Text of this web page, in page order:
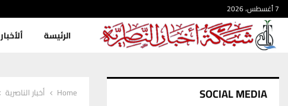
7 أغسطس، 2026
الرئيسة ألأخبار
Home أخبار الناصرية SOCIAL MEDIA